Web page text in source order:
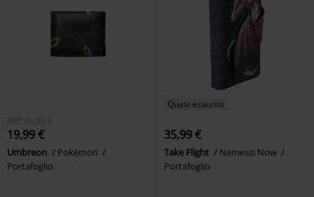
RRP 29,99 €
19,99 €
Umbreon
Pokémon
Portafoglio
Quasi esaurito
35,99 €
Take Flight
Nemesis Now
Portafoglio